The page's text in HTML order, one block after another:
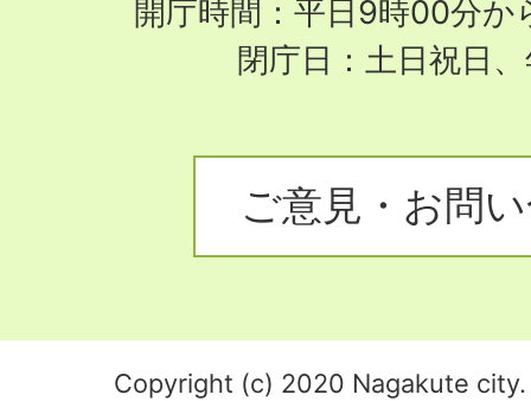
開庁時間：平日9時00分
閉庁日：土日祝日
ご意見・お問
Copyright (c) 2020 Nagakute